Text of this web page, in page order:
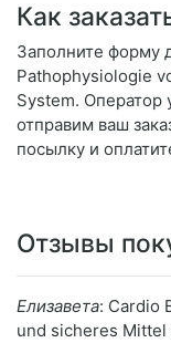
Как
Заполните форму
Pathophysiologie
System. Оператор
отправим ваш
посылку и
Отзывы
Елизавета: Cardio
und sicheres